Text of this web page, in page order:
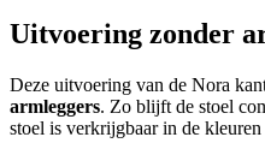
Uitvoering zonder
Deze uitvoering van de Nora
armleggers. Zo blijft de stoel
stoel is verkrijgbaar in de